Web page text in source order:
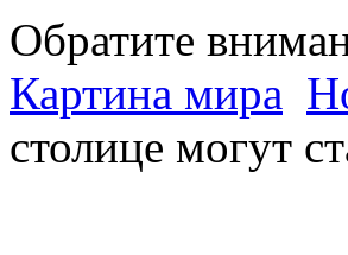
Обратите
Картина мира
столице могут